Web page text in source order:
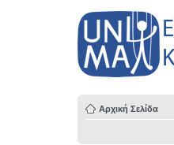
Αρχική Σελίδα